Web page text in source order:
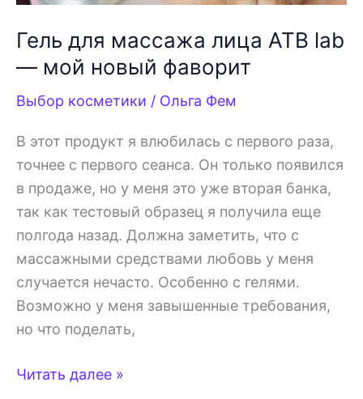
Гель для массажа лица ATB lab
— мой новый фаворит
Выбор косметики / Ольга Фем
В этот продукт я влюбилась с первого раза,
точнее с первого сеанса. Он только появился
в продаже, но у меня это уже вторая банка,
так как тестовый образец я получила еще
полгода назад. Должна заметить, что с
массажными средствами любовь у меня
случается нечасто. Особенно с гелями.
Возможно у меня завышенные требования,
но что поделать,
Гель
Читать далее »